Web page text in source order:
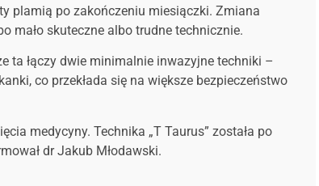
plamią po zakończeniu miesiączki. Zmiana
mało skuteczne albo trudne technicznie.
ta łączy dwie minimalnie inwazyjne techniki –
co przekłada się na większe bezpieczeństwo
medycyny. Technika „T Taurus” została po
dr Jakub Młodawski.